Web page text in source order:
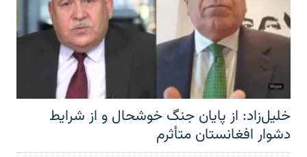
خلیل‌زاد: از پایان جنگ خوشحال و از شرایط
دشوار افغانستان متأثرم